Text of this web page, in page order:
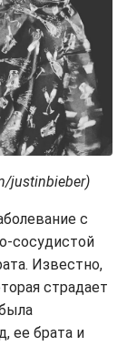
justinbieber)
с
сосудистой
Известно,
страдает
ее брата и